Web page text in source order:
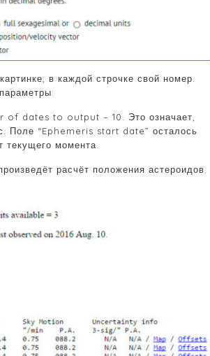
в каждой строчке свой номер.
dates to output – 10. Это означает,
Поле “Ephemeris start date” осталось
текущего момента.
расчёт положения астероидов.